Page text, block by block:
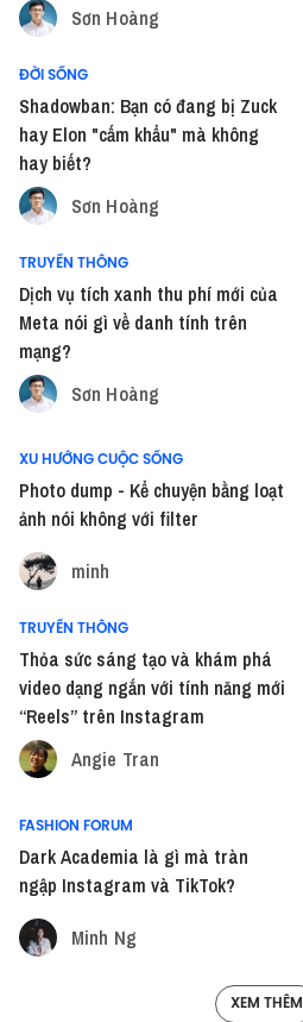
Sơn Hoàng
ĐỜI SỐNG
Shadowban: Bạn có đang bị Zuck
hay Elon "cấm khẩu" mà không
hay biết?
Sơn Hoàng
TRUYỀN THÔNG
Dịch vụ tích xanh thu phí mới của
Meta nói gì về danh tính trên
mạng?
Sơn Hoàng
XU HƯỚNG CUỘC SỐNG
Photo dump - Kể chuyện bằng loạt
ảnh nói không với filter
minh
TRUYỀN THÔNG
Thỏa sức sáng tạo và khám phá
video dạng ngắn với tính năng mới
“Reels” trên Instagram
Angie Tran
FASHION FORUM
Dark Academia là gì mà tràn
ngập Instagram và TikTok?
Minh Ng
XEM THÊM